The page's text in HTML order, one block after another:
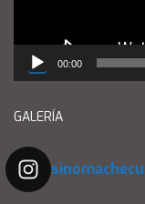
00:00
GALERÍA